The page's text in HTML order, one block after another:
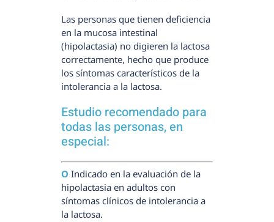
Las personas que tienen deficiencia
en la mucosa intestinal
(hipolactasia) no digieren la lactosa
correctamente, hecho que produce
los síntomas característicos de la
intolerancia a la lactosa.
Estudio recomendado para
todas las personas, en
especial:
Ο Indicado en la evaluación de la
hipolactasia en adultos con
síntomas clínicos de intolerancia a
la lactosa.